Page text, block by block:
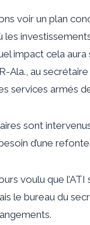
voir un plan
les
impact cela
Ala., au
services armés
sont
d’une refonte.
voulu que
le bureau du